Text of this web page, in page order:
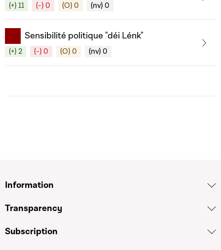
(+) 11 (-) 0 (O) 0 (nv) 0
Sensibilité politique "déi Lénk"
(+) 2 (-) 0 (O) 0 (nv) 0
Information
Transparency
Subscription